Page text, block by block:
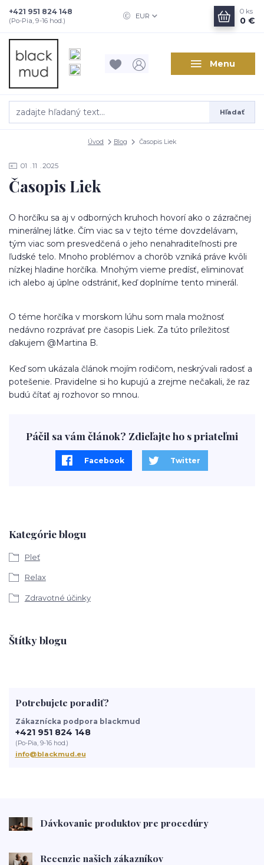
Menu
EUR
Hľadať
+421 951 824 148
(Po-Pia, 9-16 hod.)
0 ks
0 €
Úvod Blog Časopis Liek
Kategórie blogu
Pleť
Relax
Zdravotné účinky
Štítky blogu
Potrebujete poradiť?
Zákaznícka podpora blackmud
+421 951 824 148
(Po-Pia, 9-16 hod.)
info@blackmud.eu
01 11 2025
Časopis Liek
O horčíku sa aj v odborných kruhoch hovorí ako o zázračnej
minerálnej látke. Čím viac sa v tejto téme dovzdelávam,
tým viac som presvedčená o jeho nenahraditeľnosti pre
ľudské telo. Mnoho problémov a chorôb vzniká práve kvôli
nízkej hladine horčíka. Mnohým vieme predísť, eliminovať
ich alebo aj úplne odstrániť, keď doplníme tento minerál.
O téme horčíka v morskom lúhu som mala možnosť
nedávno rozprávať pre časopis Liek. Za túto príležitosť
ďakujem @Martina B.
Keď som ukázala článok mojím rodičom, neskrývali radosť a
potešenie. Pravidelne si ho kupujú a zrejme nečakali, že raz
budú čítať aj rozhovor so mnou.
Páčil sa vám článok? Zdieľajte ho s priateľmi
Facebook Twitter
Dávkovanie produktov pre procedúry
Recenzie našich zákazníkov